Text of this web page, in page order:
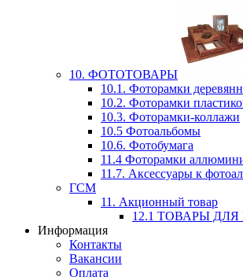
10. ФОТОТОВАРЫ
10.1. Фоторамки
10.2. Фоторамки
10.3. Фоторамки-коллажи
10.5 Фотоальбомы
10.6. Фотобумага
11.4 Фоторамки
11.7. Аксессуары к
ГСМ
11. Акционный товар
12.1 ТОВАРЫ
Информация
Контакты
Вакансии
Оплата